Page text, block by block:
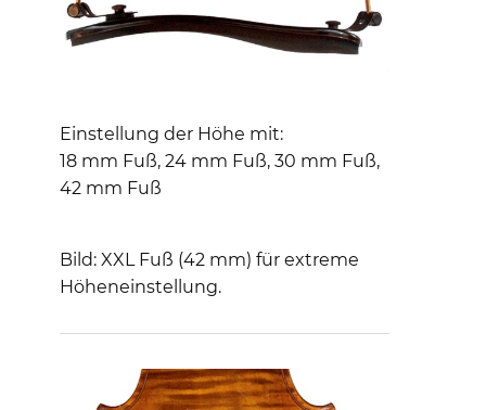
Einstellung der Höhe mit:
18 mm Fuß, 24 mm Fuß, 30 mm Fuß,
42 mm Fuß
Bild: XXL Fuß (42 mm) für extreme
Höheneinstellung.